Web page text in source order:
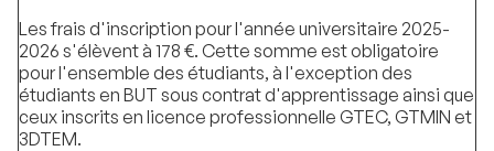
Les frais d'inscription pour l'année universitaire 2025-
2026 s'élèvent à 178 €. Cette somme est obligatoire
pour l'ensemble des étudiants, à l'exception des
étudiants en BUT sous contrat d'apprentissage ainsi que
ceux inscrits en licence professionnelle GTEC, GTMIN et
3DTEM.